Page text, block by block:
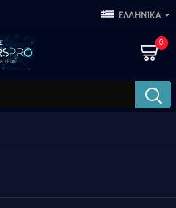
ΕΛΛΗΝΙΚΆ
0